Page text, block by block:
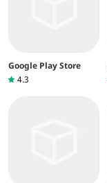
Google Play Store
4.3